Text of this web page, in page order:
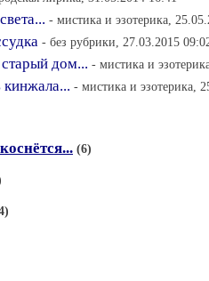
- мистика и эзотерика,
- без рубрики, 27.03.2015
дом... - мистика и
кинжала... - мистика и эзотерика,
(6)